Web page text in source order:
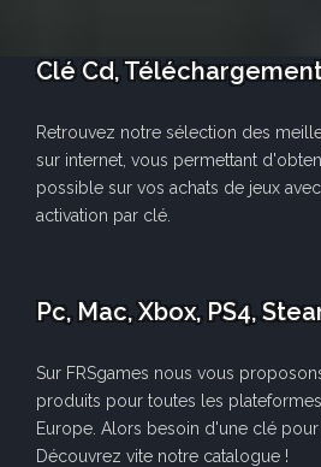
Clé Cd,
Retrouvez notre sélection des
sur internet, vous permettant
possible sur vos achats de jeux
activation par clé.
Pc, Mac, Xbox, PS4,
Sur FRSgames nous vous
produits pour toutes les
Europe. Alors besoin d'une clé
Découvrez vite notre catalogue !